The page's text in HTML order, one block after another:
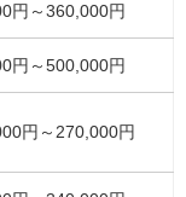
円～360,000円
円～500,000円
円～270,000円